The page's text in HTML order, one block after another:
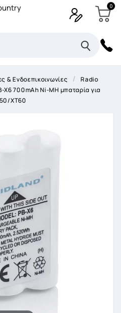
0
& Ενδοεπικοινωνίες
Radio
X6 700mAh Ni-MH μπαταρία για
XT60
επιθυμητών
×
λίστα επιθυμητών